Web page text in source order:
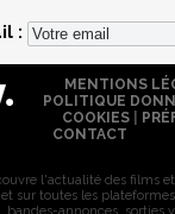
:
MENTIONS
POLITIQUE
COOKIES
CONTACT
l'actualité des films
et sur toutes les
bandes-annonces, sorties